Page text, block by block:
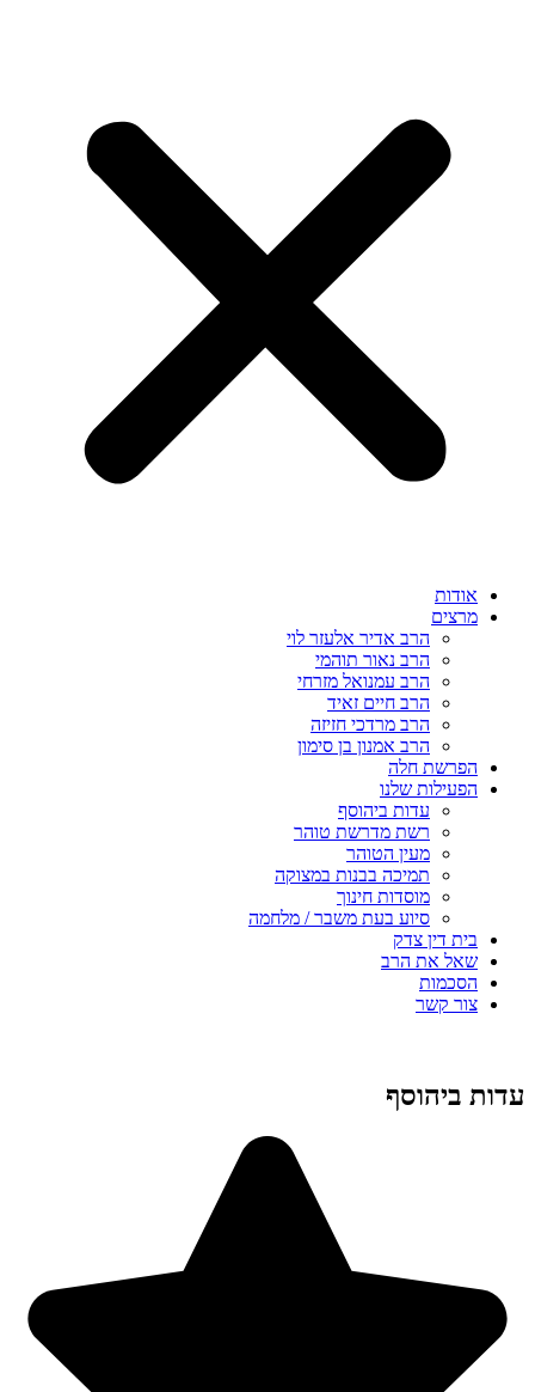
אודות
מרצים
הרב אדיר אלעזר לוי
הרב נאור תוהמי
הרב עמנואל מזרחי
הרב חיים זאיד
הרב מרדכי חזיזה
הרב אמנון בן סימון
הפרשת חלה
הפעילות שלנו
עדות ביהוסף
רשת מדרשת טוהר
מעין הטוהר
תמיכה בבנות במצוקה
מוסדות חינוך
סיוע בעת משבר / מלחמה
בית דין צדק
שאל את הרב
הסכמות
צור קשר
עדות ביהוסף